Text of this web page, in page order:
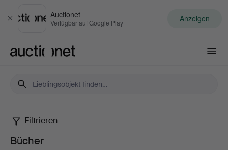
Schließen
Auctionet
Verfügbar auf Google Play Anzeigen
Bücher
Filtrieren
Bücher